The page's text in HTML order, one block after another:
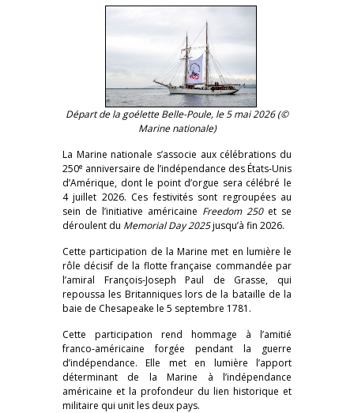
Départ de la goélette Belle-Poule, le 5 mai 2026 (©
Marine nationale)
La Marine nationale s’associe aux célébrations du
250e anniversaire de l’indépendance des États-Unis
d’Amérique, dont le point d’orgue sera célébré le
4 juillet 2026. Ces festivités sont regroupées au
sein de l’initiative américaine Freedom 250et se
déroulent du Memorial Day 2025jusqu’à fin 2026.
Cette participation de la Marine met en lumière le
rôle décisif de la flotte française commandée par
l’amiral François-Joseph Paul de Grasse, qui
repoussa les Britanniques lors de la bataille de la
baie de Chesapeake le 5 septembre 1781.
Cette participation rend hommage à l’amitié
franco-américaine forgée pendant la guerre
d’indépendance. Elle met en lumière l’apport
déterminant de la Marine à l’indépendance
américaine et la profondeur du lien historique et
militaire qui unit les deux pays.